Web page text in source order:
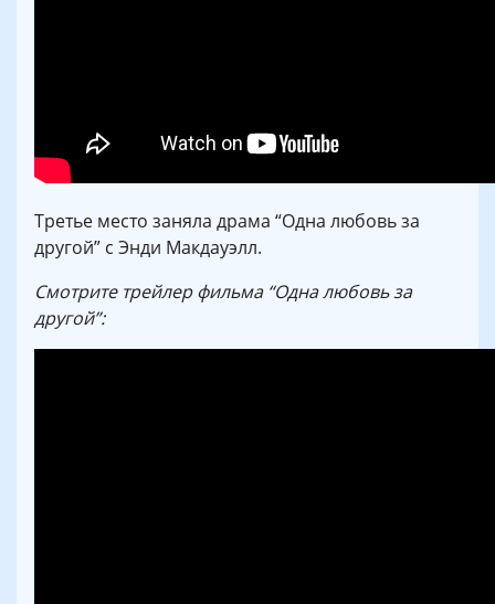
Третье место заняла драма “Одна любовь за
другой” с Энди Макдауэлл.
Смотрите трейлер фильма “Одна любовь за
другой”: